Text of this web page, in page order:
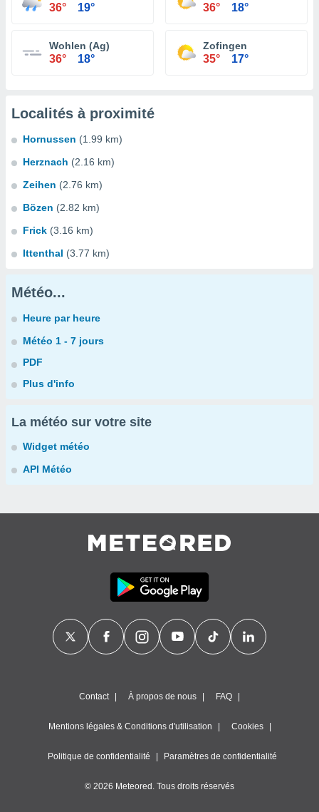
36° 19° 36° 18°
Wohlen (Ag)
36° 18°
Zofingen
35° 17°
Localités à proximité
Hornussen (1.99 km)
Herznach (2.16 km)
Zeihen (2.76 km)
Bözen (2.82 km)
Frick (3.16 km)
Ittenthal (3.77 km)
Météo...
Heure par heure
Météo 1 - 7 jours
PDF
Plus d'info
La météo sur votre site
Widget météo
API Météo
Contact À propos de nous FAQ
Mentions légales & Conditions d'utilisation Cookies
Politique de confidentialité Paramètres de confidentialité
© 2026 Meteored. Tous droits réservés